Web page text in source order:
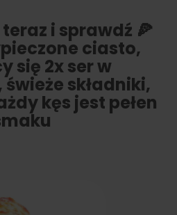
i sprawdź 🍕
ciasto,
się 2x ser w
składniki,
kęs jest pełen